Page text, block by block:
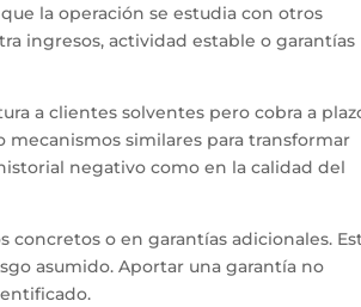
la operación se estudia con otros
ingresos, actividad estable o garantías
a clientes solventes pero cobra a
mecanismos similares para transformar
negativo como en la calidad del
concretos o en garantías adicionales.
asumido. Aportar una garantía no